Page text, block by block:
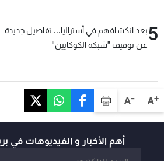
A+
A-
5بعد انكشافهم في أستراليا... تفاصيل جديدة
عن توقيف "شبكة الكوكايين"
أهم الأخبار و الفيديوهات في